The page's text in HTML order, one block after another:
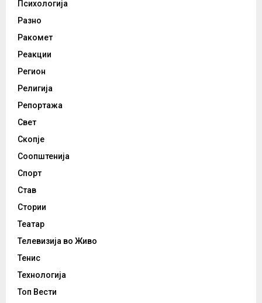
Психологија
Разно
Ракомет
Реакции
Регион
Религија
Репортажа
Свет
Скопје
Соопштенија
Спорт
Став
Стории
Театар
Телевизија во Живо
Тенис
Технологија
Топ Вести